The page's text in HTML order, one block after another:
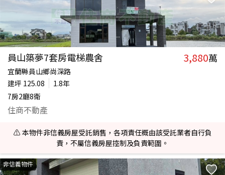
員山築夢7套房電梯農舍 3,880萬
宜蘭縣員山鄉尚深路
建坪 125.08
1.8年
7房2廳8衛
住商不動產
⚠️ 本物件非信義房屋受託銷售，各項責任概由該受託業者自行負
責，不屬信義房屋控制及負責範圍。
非信義物件